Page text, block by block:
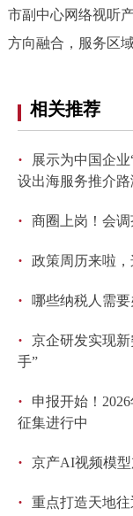
ESPAÑOL
市副中心网络视听
方向融合，服务区域
相关推荐
·
展示为中国企
设出海服务推介路
· 商圈上岗！会
· 政策周历来啦，
· 哪些纳税人需
·
京企研发实现
手”
·
申报开始！
征集进行中
· 京产AI视频模
· 重点打造天地往